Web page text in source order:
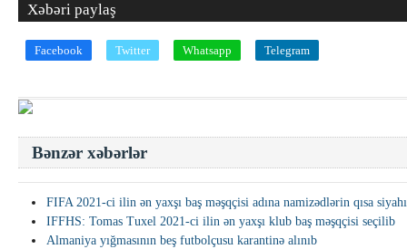
Xəbəri paylaş
Facebook Twitter Whatsapp Telegram
Bənzər xəbərlər
FIFA 2021-ci ilin ən yaxşı baş məşqçisi adına namizədlərin qısa
IFFHS: Tomas Tuxel 2021-ci ilin ən yaxşı klub baş məşqçisi seçilib
Almaniya yığmasının beş futbolçusu karantinə alınıb